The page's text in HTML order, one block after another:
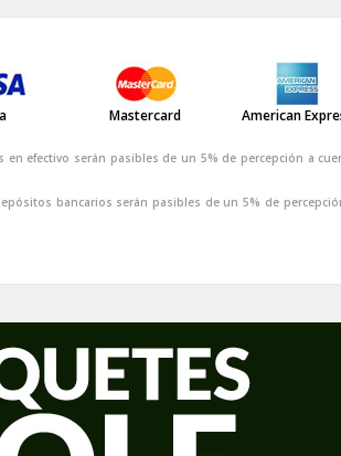
Mastercard American
efectivo serán pasibles de un 5% de percepción a
bancarios serán pasibles de un 5% de